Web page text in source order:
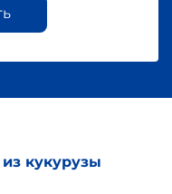
кукурузы